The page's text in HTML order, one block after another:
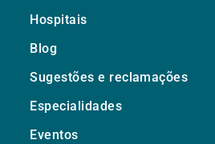
Hospitais
Blog
Sugestões e reclamações
Especialidades
Eventos